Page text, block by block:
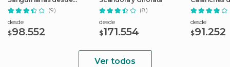
Ajaccio
(9)
desde
$98.552
(8)
desde
$171.554
Porto-
desde
$91.252
Ver todos